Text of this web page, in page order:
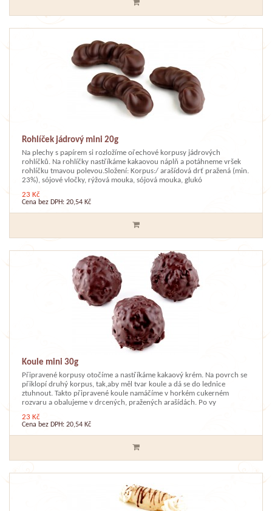
Rohlíček jádrový mini 20g
Na plechy s papírem si rozložíme ořechové korpusy jádrových
rohlíčků. Na rohlíčky nastříkáme kakaovou náplň a potáhneme vršek
rohlíčku tmavou polevou.Složení: Korpus:/ arašídová drť pražená (min.
23%), sójové vločky, rýžová mouka, sójová mouka, glukó
23 Kč
Cena bez DPH: 20,54 Kč
Koule mini 30g
Připravené korpusy otočíme a nastříkáme kakaový krém. Na povrch se
přiklopí druhý korpus, tak,aby měl tvar koule a dá se do lednice
ztuhnout. Takto připravené koule namáčíme v horkém cukerném
rozvaru a obalujeme v drcených, pražených arašídách. Po vy
23 Kč
Cena bez DPH: 20,54 Kč